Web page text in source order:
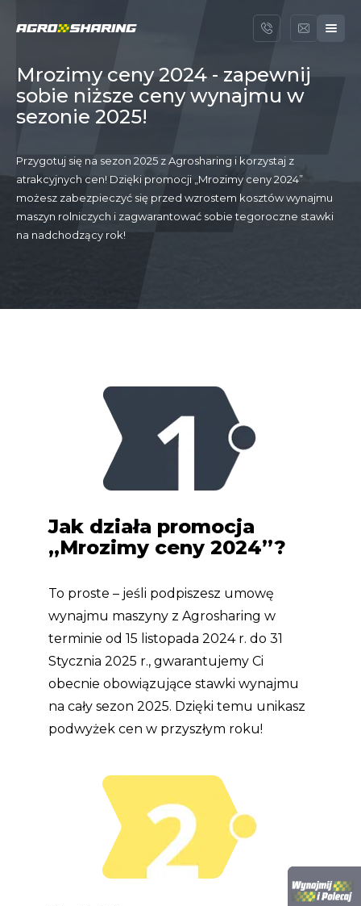
Mrozimy ceny 2024 - zapewnij
sobie niższe ceny wynajmu w
sezonie 2025!
Przygotuj się na sezon 2025 z Agrosharing i korzystaj z
atrakcyjnych cen! Dzięki promocji „Mrozimy ceny 2024”
możesz zabezpieczyć się przed wzrostem kosztów wynajmu
maszyn rolniczych i zagwarantować sobie tegoroczne stawki
na nadchodzący rok!
Jak działa promocja
„Mrozimy ceny 2024”?
To proste – jeśli podpiszesz umowę
wynajmu maszyny z Agrosharing w
terminie od 15 listopada 2024 r. do 31
Stycznia 2025 r., gwarantujemy Ci
obecnie obowiązujące stawki wynajmu
na cały sezon 2025. Dzięki temu unikasz
podwyżek cen w przyszłym roku!